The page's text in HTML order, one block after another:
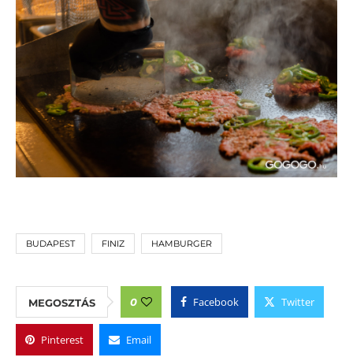
BUDAPEST FINIZ HAMBURGER
MEGOSZTÁS 0 Facebook Twitter
Pinterest Email